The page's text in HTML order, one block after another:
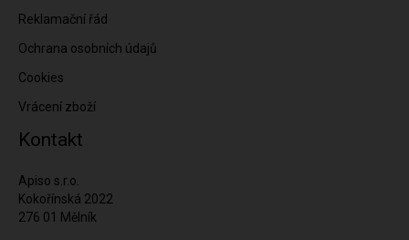
Reklamační řád
Ochrana osobních údajů
Cookies
Vrácení zboží
Kontakt
Apiso s.r.o.
Kokořínská 2022
276 01 Mělník